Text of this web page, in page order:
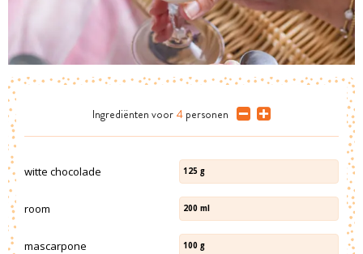
Ingrediënten voor 4 personen
witte chocolade 125 g
room 200 ml
mascarpone 100 g